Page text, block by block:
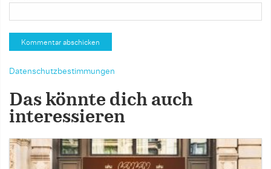
Datenschutzbestimmungen
Das könnte dich auch
interessieren